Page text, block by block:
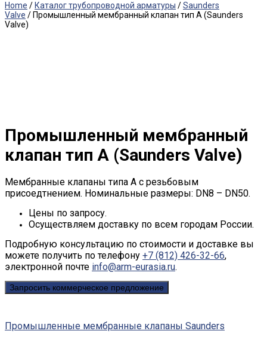
Home / Каталог трубопроводной арматуры /Saunders
Valve / Промышленный мембранный клапан тип A (Saunders
Valve)
Промышленный мембранный
клапан тип A (Saunders Valve)
Мембранные клапаны типа А с резьбовым
присоедтнением. Номинальные размеры: DN8 – DN50.
Цены по запросу.
Осуществляем доставку по всем городам России.
Подробную консультацию по стоимости и доставке вы
можете получить по телефону +7 (812) 426-32-66,
электронной почте info@arm-eurasia.ru.
Запросить коммерческое предложение
Промышленные мембранные клапаны Saunders